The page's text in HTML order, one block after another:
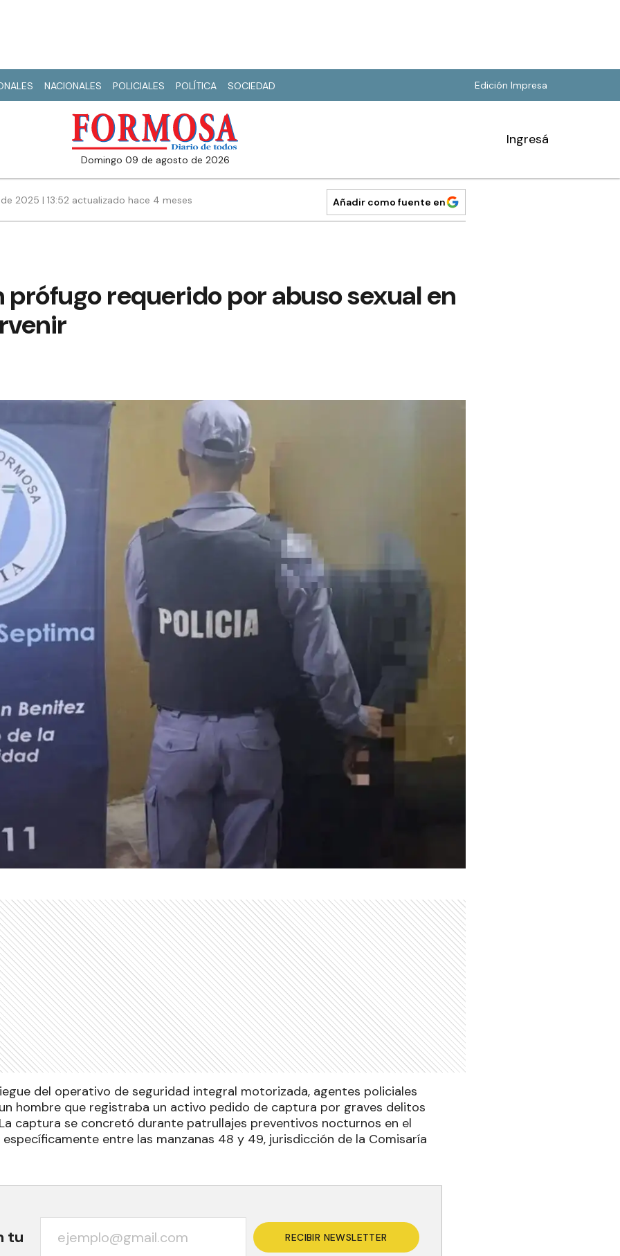
NACIONALES POLICIALES POLÍTICA SOCIEDAD Edición Impresa
domingo 09 de agosto de 2026
Ingresá
2025 | 13:52 actualizado hace 4 meses Añadir como fuente en
prófugo requerido por abuso sexual en
del operativo de seguridad integral motorizada, agentes policiales
hombre que registraba un activo pedido de captura por graves delitos
captura se concretó durante patrullajes preventivos nocturnos en el
específicamente entre las manzanas 48 y 49, jurisdicción de la Comisaría
tu RECIBIR NEWSLETTER